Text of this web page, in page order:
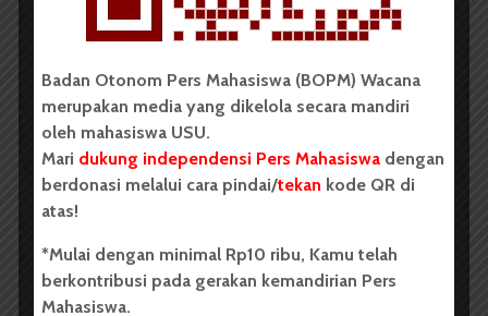
Perkebunan
Redaksi 2 menit waktu baca
Dua Mahasiswa Sastra Indonesia
USU Raih Juara di Festival Literasi
Badan Otonom Pers Mahasiswa (BOPM) Wacana
merupakan media yang dikelola secara mandiri
oleh mahasiswa USU.
Mari dukung independensi Pers Mahasiswa dengan
berdonasi melalui cara pindai/tekan kode QR di
atas!
*Mulai dengan minimal Rp10 ribu, Kamu telah
berkontribusi pada gerakan kemandirian Pers
Mahasiswa.